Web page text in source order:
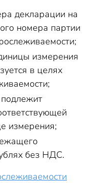
декларации на
номера партии
измерения
в целях
подлежит
измерения;
без НДС.